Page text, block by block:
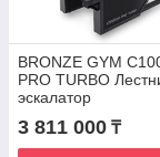
BRONZE GYM
PRO TURBO
эскалатор
3 811 000 ₸